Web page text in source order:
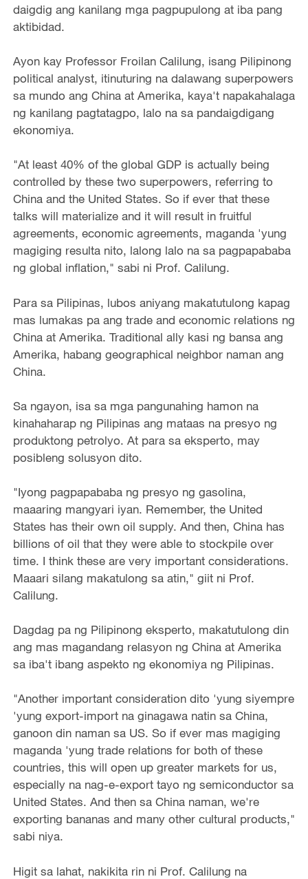
daigdig ang kanilang mga pagpupulong at iba pang
aktibidad.
Ayon kay Professor Froilan Calilung, isang Pilipinong
political analyst, itinuturing na dalawang superpowers
sa mundo ang China at Amerika, kaya't napakahalaga
ng kanilang pagtatagpo, lalo na sa pandaigdigang
ekonomiya.
"At least 40% of the global GDP is actually being
controlled by these two superpowers, referring to
China and the United States. So if ever that these
talks will materialize and it will result in fruitful
agreements, economic agreements, maganda 'yung
magiging resulta nito, lalong lalo na sa pagpapababa
ng global inflation," sabi ni Prof. Calilung.
Para sa Pilipinas, lubos aniyang makatutulong kapag
mas lumakas pa ang trade and economic relations ng
China at Amerika. Traditional ally kasi ng bansa ang
Amerika, habang geographical neighbor naman ang
China.
Sa ngayon, isa sa mga pangunahing hamon na
kinahaharap ng Pilipinas ang mataas na presyo ng
produktong petrolyo. At para sa eksperto, may
posibleng solusyon dito.
"Iyong pagpapababa ng presyo ng gasolina,
maaaring mangyari iyan. Remember, the United
States has their own oil supply. And then, China has
billions of oil that they were able to stockpile over
time. I think these are very important considerations.
Maaari silang makatulong sa atin," giit ni Prof.
Calilung.
Dagdag pa ng Pilipinong eksperto, makatutulong din
ang mas magandang relasyon ng China at Amerika
sa iba't ibang aspekto ng ekonomiya ng Pilipinas.
"Another important consideration dito 'yung siyempre
'yung export-import na ginagawa natin sa China,
ganoon din naman sa US. So if ever mas magiging
maganda 'yung trade relations for both of these
countries, this will open up greater markets for us,
especially na nag-e-export tayo ng semiconductor sa
United States. And then sa China naman, we're
exporting bananas and many other cultural products,"
sabi niya.
Higit sa lahat, nakikita rin ni Prof. Calilung na